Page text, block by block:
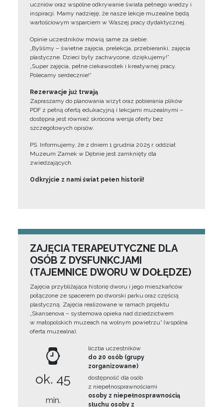
uczniów oraz wspólne odkrywanie świata pełnego wiedzy i
inspiracji. Mamy nadzieję, że nasze lekcje muzealne będą
wartościowym wsparciem w Waszej pracy dydaktycznej.
Opinie uczestników mówią same za siebie:
„Byliśmy – świetne zajęcia, prelekcja, przebieranki, zajęcia
plastyczne. Dzieci były zachwycone, dziękujemy!”
„Super zajęcia, pełne ciekawostek i kreatywnej pracy.
Polecamy serdecznie!”
Rezerwacje już trwają
Zapraszamy do planowania wizyt oraz pobierania plików
PDF z pełną ofertą edukacyjną i lekcjami muzealnymi –
dostępna jest również skrócona wersja oferty bez
szczegółowych opisów.
PS. Informujemy, że z dniem 1 grudnia 2025 r. oddział
Muzeum Zamek w Dębnie jest zamknięty dla
zwiedzających.
Odkryjcie z nami świat pełen historii!
ZAJĘCIA TERAPEUTYCZNE DLA
OSÓB Z DYSFUNKCJAMI
(TAJEMNICE DWORU W DOŁĘDZE)
Zajęcia przybliżająca historię dworu i jego mieszkańców
połączone ze spacerem po dworski parku oraz częścią
plastyczną. Zajęcia realizowane w ramach projektu
„Skansenova – systemowa opieka nad dziedzictwem
w małopolskich muzeach na wolnym powietrzu” (wspólna
oferta muzealna).
ok. 45
min.
liczba uczestników
do 20 osób (grupy
zorganizowane)
dostępność dla osób
z niepełnosprawnościami
osoby z niepełnosprawnością
słuchu osoby z